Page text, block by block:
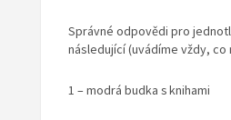
Správné odpovědi pro
následující (uvádíme vždy, co
1 – modrá budka s knihami